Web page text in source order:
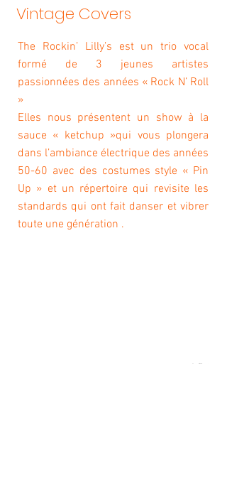
Vintage Covers
The Rockin’ Lilly’s est un trio vocal
formé de 3 jeunes artistes
passionnées des années « Rock N’ Roll
»
Elles nous présentent un show à la
sauce « ketchup »qui vous plongera
dans l’ambiance électrique des années
50-60 avec des costumes style « Pin
Up » et un répertoire qui revisite les
standards qui ont fait danser et vibrer
toute une génération .